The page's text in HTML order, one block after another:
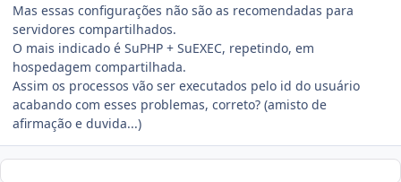
Mas essas configurações não são as recomendadas para
servidores compartilhados.
O mais indicado é SuPHP + SuEXEC, repetindo, em
hospedagem compartilhada.
Assim os processos vão ser executados pelo id do usuário
acabando com esses problemas, correto? (amisto de
afirmação e duvida...)